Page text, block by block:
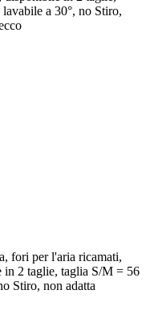
a 30°, no Stiro,
fori per l'aria ricamati,
in 2 taglie, taglia S/M = 56
Stiro, non adatta